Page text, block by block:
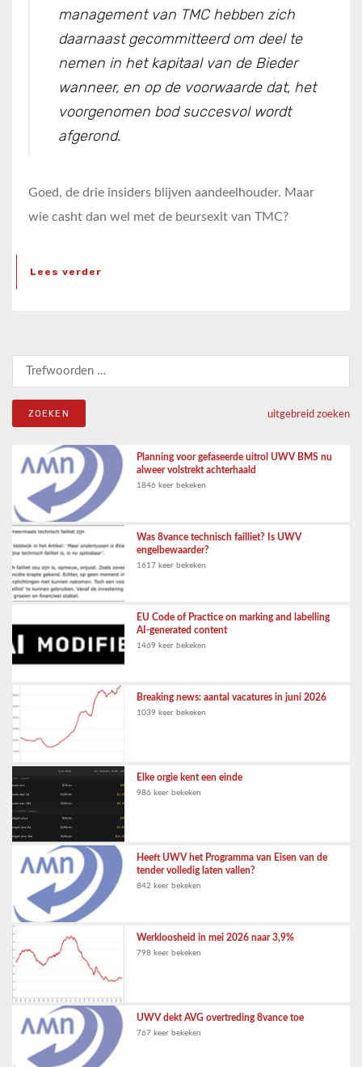
management van TMC hebben zich
daarnaast gecommitteerd om deel te
nemen in het kapitaal van de Bieder
wanneer, en op de voorwaarde dat, het
voorgenomen bod succesvol wordt
afgerond.
Goed, de drie insiders blijven aandeelhouder. Maar
wie casht dan wel met de beursexit van TMC?
Lees verder
Zoeken naar:
uitgebreid zoeken
Planning voor gefaseerde uitrol UWV BMS nu
alweer volstrekt achterhaald
1846 keer bekeken
Was 8vance technisch failliet? Is UWV
engelbewaarder?
1617 keer bekeken
EU Code of Practice on marking and labelling
AI-generated content
1469 keer bekeken
Breaking news: aantal vacatures in juni 2026
1039 keer bekeken
Elke orgie kent een einde
986 keer bekeken
Heeft UWV het Programma van Eisen van de
tender volledig laten vallen?
842 keer bekeken
Werkloosheid in mei 2026 naar 3,9%
798 keer bekeken
UWV dekt AVG overtreding 8vance toe
767 keer bekeken